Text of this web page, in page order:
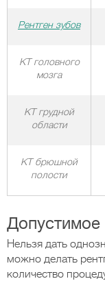
Рентген зубов
КТ головного
мозга
КТ грудной
области
КТ брюшной
полости
Допустимое
Нельзя дать
можно делать
количество